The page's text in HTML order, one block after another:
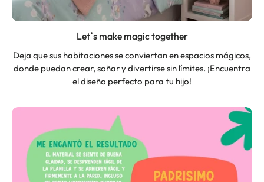
Let´s make magic together
Deja que sus habitaciones se conviertan en espacios mágicos,
donde puedan crear, soñar y divertirse sin límites. ¡Encuentra
el diseño perfecto para tu hijo!